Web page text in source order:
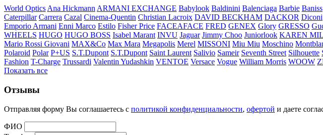
World Optics Ana Hickmann ARMANI EXCHANGE Babylook Baldinini Balenciaga Barbie Baniss
Caterpillar Carrera Cazal Cinema-Quentin Christian Lacroix DAVID BECKHAM DACKOR Diconi
Emporio Armani Enni Marco Estilo Fisher Price FACEAFACE FRED GENEX Glory GRESSO
WHEELS HUGO HUGO BOSS Isabel Marant INVU Jaguar Jimmy Choo Juniorlook KAREN
Mario Rossi Giovani MAX&Co Max Mara Megapolis Merel MISSONI Miu Miu Moschino
Polaroid Polar P+US S.T.Dupont S.T.Dupont Saint Laurent Salivio Sameir Seventh Street Silhouette
Fashion T-Charge Trussardi Valentin Yudashkin VENTOE Versace Vogue William Morris WOOW
Показать все
Отзывы
Отправляя форму Вы соглашаетесь с политикой конфиденциальности, офертой и даете
ФИО